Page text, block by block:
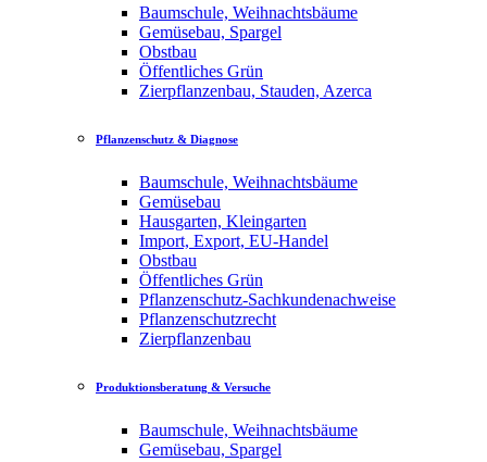
Baumschule, Weihnachtsbäume
Gemüsebau, Spargel
Obstbau
Öffentliches Grün
Zierpflanzenbau, Stauden, Azerca
Pflanzenschutz & Diagnose
Baumschule, Weihnachtsbäume
Gemüsebau
Hausgarten, Kleingarten
Import, Export, EU-Handel
Obstbau
Öffentliches Grün
Pflanzenschutz-Sachkundenachweise
Pflanzenschutzrecht
Zierpflanzenbau
Produktionsberatung & Versuche
Baumschule, Weihnachtsbäume
Gemüsebau, Spargel